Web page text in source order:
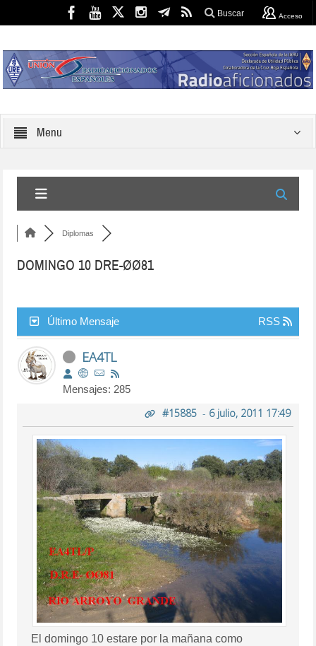
Buscar Acceso
Menu
Diplomas
DOMINGO 10 DRE-ØØ81
Último Mensaje RSS
EA4TL
Mensajes: 285
#15885- 6 julio, 2011 17:49
El domingo 10 estare por la mañana como